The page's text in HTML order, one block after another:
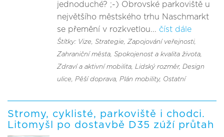
jednoduché? ;-) Obrovské parkoviště u
největšího městského trhu Naschmarkt
se přemění v rozkvetlou... číst dále
Štítky: Vize, Strategie, Zapojování veřejnosti,
Zahraniční města, Spokojenost a kvalita života,
Zdraví a aktivní mobilita, Lidský rozměr, Design
ulice, Pěší doprava, Plán mobility, Ostatní
Stromy, cyklisté, parkoviště i chodci.
Litomyšl po dostavbě D35 zúží průtah